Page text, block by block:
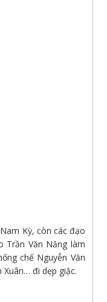
Kỳ, còn các đạo
Trần Văn Năng làm
chế Nguyễn Văn
đi dẹp giặc.